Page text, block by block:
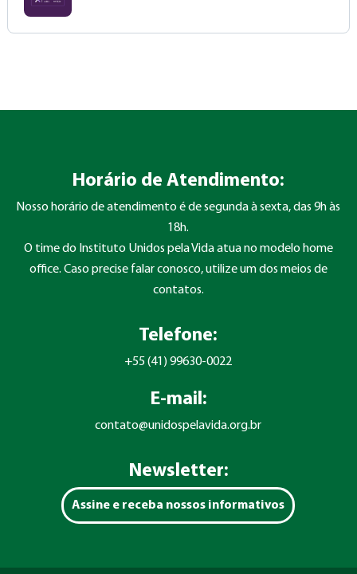
Horário de Atendimento:
Nosso horário de atendimento é de segunda à sexta, das 9h às
18h.
O time do Instituto Unidos pela Vida atua no modelo home
office. Caso precise falar conosco, utilize um dos meios de
contatos.
Telefone:
+55 (41) 99630-0022
E-mail:
contato@unidospelavida.org.br
Newsletter:
Assine e receba nossos informativos